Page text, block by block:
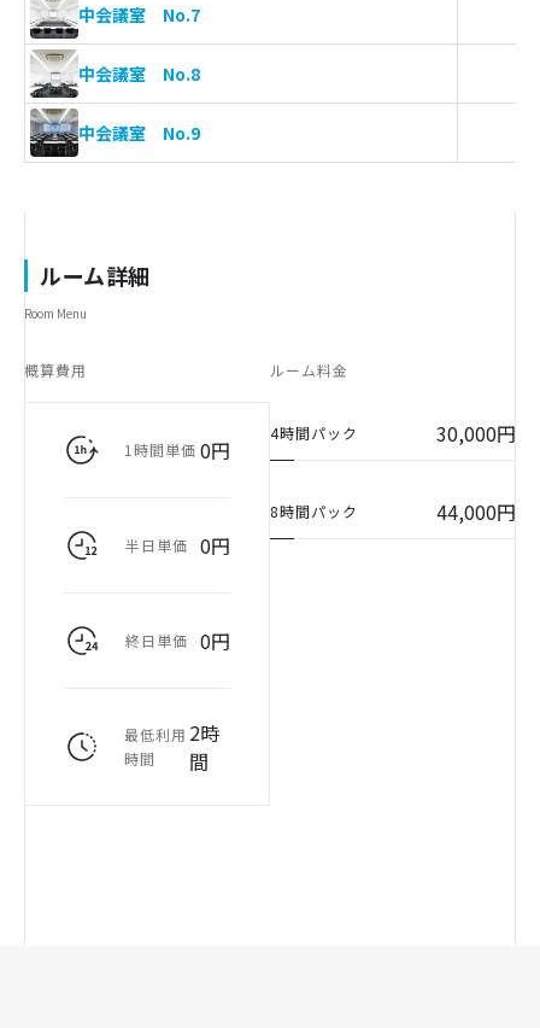
中会議室 No.7
中会議室 No.8
中会議室 No.9
ルーム詳細
Room Menu
概算費用
1時間単価 0円
半日単価 0円
終日単価 0円
最低利用
時間
2時
間
ルーム料金
4時間パック 30,000円
8時間パック 44,000円